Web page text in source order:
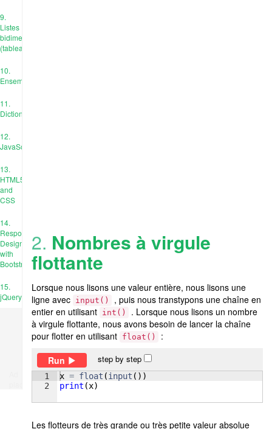
9.
Listes
bidimensionnelles
(tableaux)
10.
Ensembles
11.
Dictionnaires
12.
JavaScript
13.
HTML5
and
CSS
14.
Responsive
Design
with
Bootstrap
15.
jQuery
2. Nombres à virgule
flottante
Lorsque nous lisons une valeur entière, nous lisons une
ligne avec input()
, puis nous transtypons une chaîne en
entier en utilisant int()
. Lorsque nous lisons un nombre
à virgule flottante, nous avons besoin de lancer la chaîne
pour flotter en utilisant float()
:
Run
step by step
1
2
x = float (input ( ))
print (x)
Les flotteurs de très grande ou très petite valeur absolue